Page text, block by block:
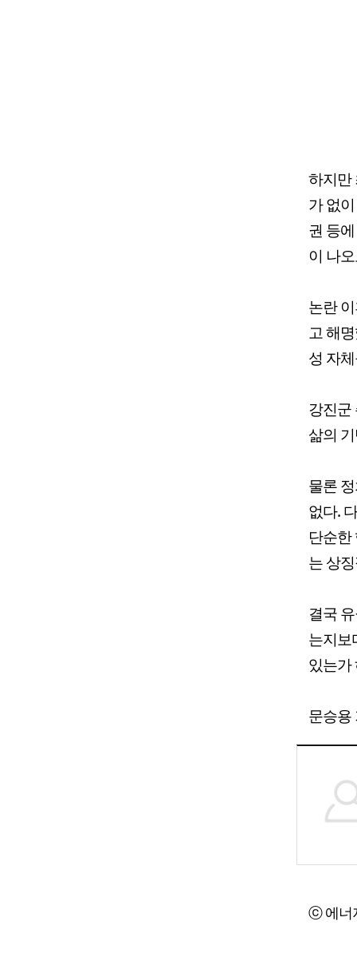
하지만
가 없
권 등
이 나
논란
고 해
성 자
강진군
삶의
물론
없다.
단순한
는 상
결국
는지보
있는가
문승용
ⓒ 에너